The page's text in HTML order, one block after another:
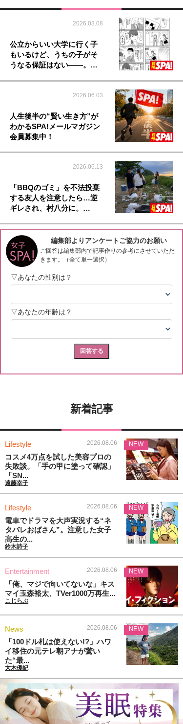
2026.03.08
公立からいい大学に行く子
もいるけど、うちの子がそ
うなる保証はない――。…
2026.06.03
人生後半の“賢い生き方”が
わかるSPA!メールマガジン
会員募集中！
2026.06.13
「BBQのゴミ」を不法投棄
する友人を注意したら…逆
ギレされ、村八分に。…
新着記事
Lifestyle 2026.08.06
コスメ4万点を試した美容プロの
失敗談。「手の甲に塗って確認」
「SN...
遠藤幸子
NEW
Lifestyle 2026.08.06
電車でドラマを大声実況する“ネ
タバレおばさん”。注意した女子
高生の...
鈴木詩子
NEW
Entertainment 2026.08.06
「俺、マジで向いてないな」キス
マイ玉森裕太、TVer1000万再生...
こじらぶ
NEW
News 2026.08.06
「100ドル札は使えない!?」ハワ
イ移住の元テレ朝アナが驚い
た“最...
大木優紀
NEW